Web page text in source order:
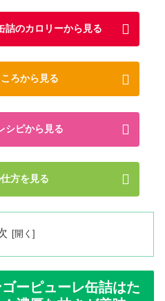
詰のカロリーから見る
ろから見る
シピから見る
方を見る
ーピューレ缶詰はた